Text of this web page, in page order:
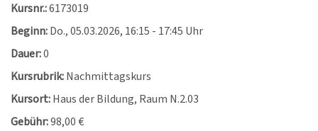
Kursnr.:6173019
Beginn:Do., 05.03.2026, 16:15 - 17:45 Uhr
Dauer:0
Kursrubrik:Nachmittagskurs
Kursort:Haus der Bildung, Raum N.2.03
Gebühr:98,00 €